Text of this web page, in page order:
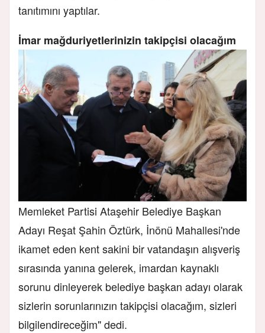
tanıtımını yaptılar.
İmar mağduriyetlerinizin takipçisi olacağım
Memleket Partisi Ataşehir Belediye Başkan
Adayı Reşat Şahin Öztürk, İnönü Mahallesi'nde
ikamet eden kent sakini bir vatandaşın alışveriş
sırasında yanına gelerek, imardan kaynaklı
sorunu dinleyerek belediye başkan adayı olarak
sizlerin sorunlarınızın takipçisi olacağım, sizleri
bilgilendireceğim" dedi.